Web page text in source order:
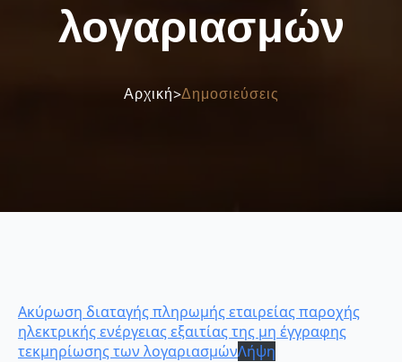
λογαριασμών
Αρχική>Δημοσιεύσεις
Ακύρωση διαταγής πληρωμής εταιρείας παροχής
ηλεκτρικής ενέργειας εξαιτίας της μη έγγραφης
τεκμηρίωσης των λογαριασμώνΛήψη